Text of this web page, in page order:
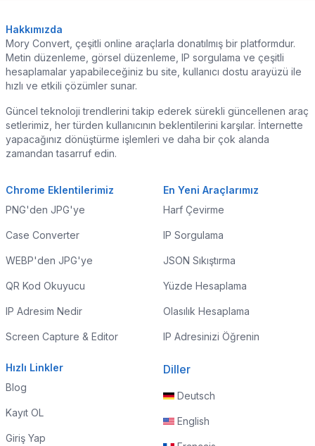
Hakkımızda
Mory Convert, çeşitli online araçlarla donatılmış bir platformdur.
Metin düzenleme, görsel düzenleme, IP sorgulama ve çeşitli
hesaplamalar yapabileceğiniz bu site, kullanıcı dostu arayüzü ile
hızlı ve etkili çözümler sunar.
Güncel teknoloji trendlerini takip ederek sürekli güncellenen araç
setlerimiz, her türden kullanıcının beklentilerini karşılar. İnternette
yapacağınız dönüştürme işlemleri ve daha bir çok alanda
zamandan tasarruf edin.
Chrome Eklentilerimiz
PNG'den JPG'ye
Case Converter
WEBP'den JPG'ye
QR Kod Okuyucu
IP Adresim Nedir
Screen Capture & Editor
En Yeni Araçlarımız
Harf Çevirme
IP Sorgulama
JSON Sıkıştırma
Yüzde Hesaplama
Olasılık Hesaplama
IP Adresinizi Öğrenin
Hızlı Linkler
Blog
Kayıt OL
Giriş Yap
Diller
Deutsch
English